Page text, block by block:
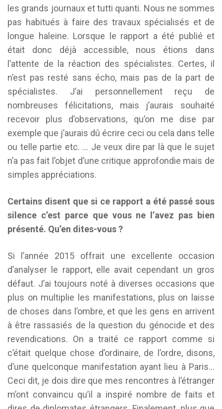
les grands journaux et tutti quanti. Nous ne sommes
pas habitués à faire des travaux spécialisés et de
longue haleine. Lorsque le rapport a été publié et
était donc déjà accessible, nous étions dans
l’attente de la réaction des spécialistes. Certes, il
n’est pas resté sans écho, mais pas de la part de
spécialistes. J’ai personnellement reçu de
nombreuses félicitations, mais j’aurais souhaité
recevoir plus d’observations, qu’on me dise par
exemple que j’aurais dû écrire ceci ou cela dans telle
ou telle partie etc. … Je veux dire par là que le sujet
n’a pas fait l’objet d’une critique approfondie mais de
simples appréciations.
Certains disent que si ce rapport a été passé sous
silence c’est parce que vous ne l’avez pas bien
présenté. Qu’en dites-vous ?
Si l’année 2015 offrait une excellente occasion
d’analyser le rapport, elle avait cependant un gros
défaut. J’ai toujours noté à diverses occasions que
plus on multiplie les manifestations, plus on laisse
de choses dans l’ombre, et que les gens en arrivent
à être rassasiés de la question du génocide et des
revendications. On a traité ce rapport comme si
c’était quelque chose d’ordinaire, de l’ordre, disons,
d’une quelconque manifestation ayant lieu à Paris…
Ceci dit, je dois dire que mes rencontres à l’étranger
m’ont convaincu qu’il a inspiré nombre de faits et